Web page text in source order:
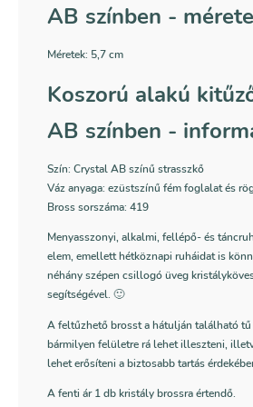
AB színben -
Méretek: 5,7 cm
Koszorú alakú
AB színben -
Szín: Crystal AB színű strasszkő
Váz anyaga: ezüstszínű fém foglalat és
Bross sorszáma: 419
Menyasszonyi, alkalmi, fellépő- és
elem, emellett hétköznapi ruháidat is
néhány szépen csillogó üveg
segítségével. 🙂
A feltűzhető brosst a hátulján található tű
bármilyen felületre rá lehet illeszteni,
lehet erősíteni a biztosabb tartás
A fenti ár 1 db kristály brossra értendő.